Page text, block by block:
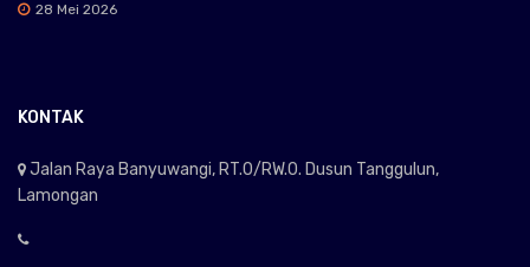
28 Mei 2026
KONTAK
Jalan Raya Banyuwangi, RT.0/RW.0. Dusun Tanggulun,
Lamongan